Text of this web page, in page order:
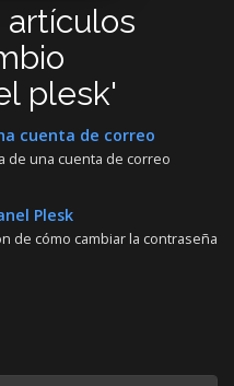
artículos
plesk'
cuenta de correo
de una cuenta de correo
Plesk
de cómo cambiar la contraseña